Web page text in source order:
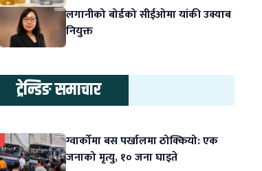
लगानीको बोर्डको सीईओमा यांकी उक्याब
नियुक्त
ट्रेन्डिङ समाचार
ग्वार्कोमा बस पर्खालमा ठोक्कियो: एक
जनाको मृत्यु, १० जना घाइते